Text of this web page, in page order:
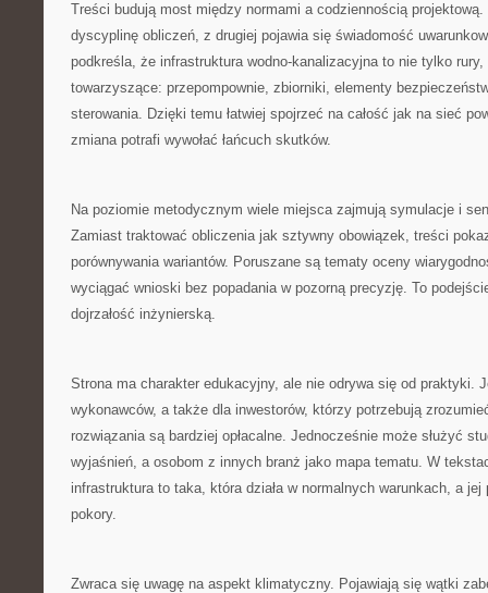
Treści budują most między normami a codziennością
dyscyplinę obliczeń, z drugiej pojawia się świadomość
podkreśla, że infrastruktura wodno-kanalizacyjna to nie tylko
towarzyszące: przepompownie, zbiorniki, elementy
sterowania. Dzięki temu łatwiej spojrzeć na całość jak na sieć
zmiana potrafi wywołać łańcuch skutków.
Na poziomie metodycznym wiele miejsca zajmują symulacje i
Zamiast traktować obliczenia jak sztywny obowiązek, treści
porównywania wariantów. Poruszane są tematy oceny
wyciągać wnioski bez popadania w pozorną precyzję. To
dojrzałość inżynierską.
Strona ma charakter edukacyjny, ale nie odrywa się od praktyki.
wykonawców, a także dla inwestorów, którzy potrzebują
rozwiązania są bardziej opłacalne. Jednocześnie może służyć
wyjaśnień, a osobom z innych branż jako mapa tematu. W
infrastruktura to taka, która działa w normalnych warunkach, a jej
pokory.
Zwraca się uwagę na aspekt klimatyczny. Pojawiają się wątki